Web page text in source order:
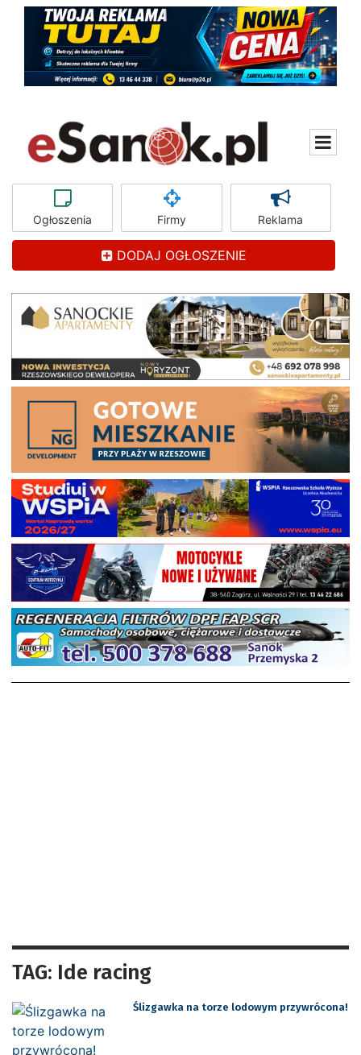
Ogłoszenia Firmy Reklama
DODAJ OGŁOSZENIE
TAG: Ide racing
Ślizgawka na torze lodowym przywrócona!